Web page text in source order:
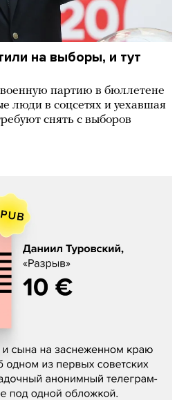
на выборы, и тут
партию в бюллетене
люди в соцсетях и уехавшая
снять с выборов
«Разрыв»